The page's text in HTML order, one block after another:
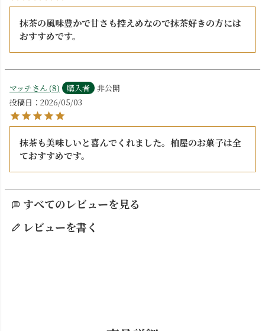
抹茶の風味豊かで甘さも控えめなので抹茶好きの方には
おすすめです。
マッチ 8 購入者
非公開
投稿日
2026/05/03
抹茶も美味しいと喜んでくれました。柏屋のお菓子は全
ておすすめです。
すべてのレビューを見る
レビューを書く